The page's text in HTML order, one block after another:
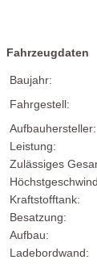
Fahrzeugdaten
Baujahr:
Fahrgestell:
Aufbauhersteller:
Leistung:
Zulässiges
Kraftstofftank:
Besatzung:
Aufbau:
Ladebordwand: